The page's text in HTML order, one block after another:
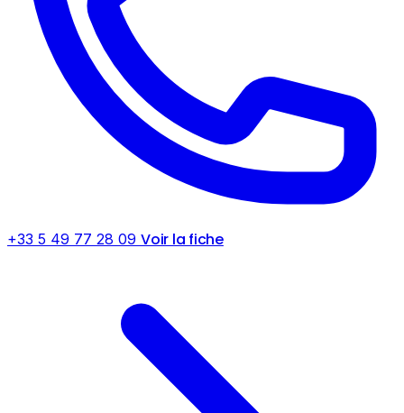
+33 5 49 77 28 09 Voir la fiche